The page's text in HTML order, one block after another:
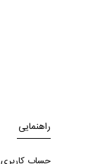
راهنمایی